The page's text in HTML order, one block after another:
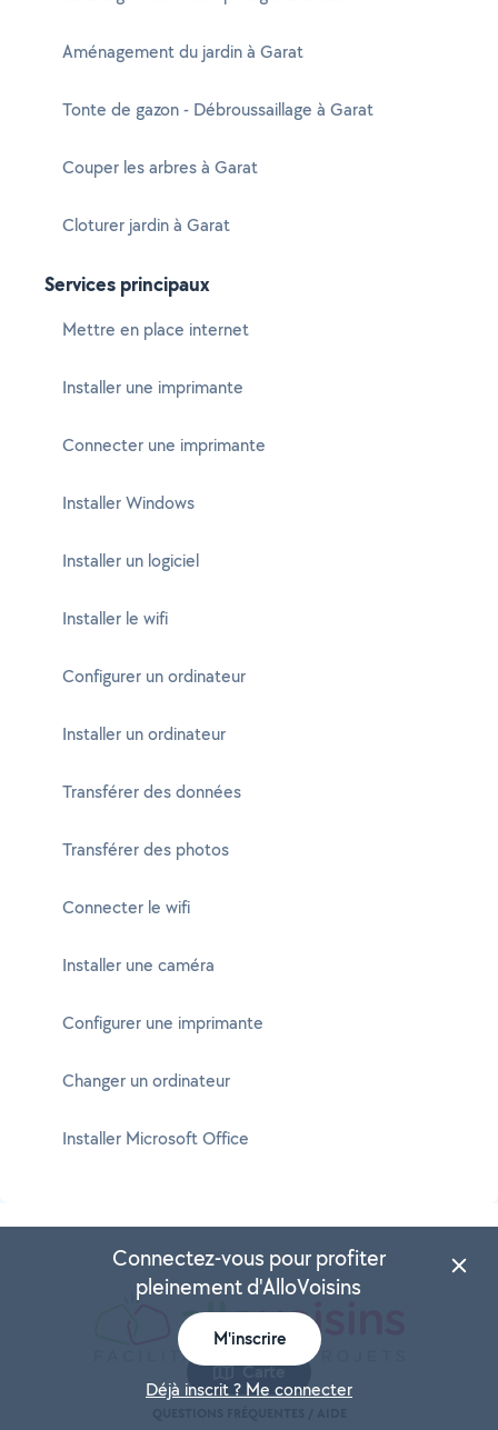
Aménagement du jardin à Garat
Tonte de gazon - Débroussaillage à Garat
Couper les arbres à Garat
Cloturer jardin à Garat
Services principaux
Mettre en place internet
Installer une imprimante
Connecter une imprimante
Installer Windows
Installer un logiciel
Installer le wifi
Configurer un ordinateur
Installer un ordinateur
Transférer des données
Transférer des photos
Connecter le wifi
Installer une caméra
Configurer une imprimante
Changer un ordinateur
Installer Microsoft Office
Carte
Connectez-vous pour profiter
pleinement d'AlloVoisins
M'inscrire
Déjà inscrit ? Me connecter